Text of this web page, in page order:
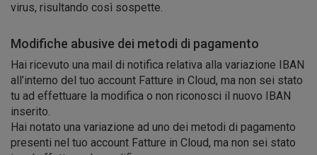
virus, risultando così sospette.
Modifiche abusive dei metodi di pagamento
Hai ricevuto una mail di notifica relativa alla variazione IBAN
all’interno del tuo account Fatture in Cloud, ma non sei stato
tu ad effettuare la modifica o non riconosci il nuovo IBAN
inserito.
Hai notato una variazione ad uno dei metodi di pagamento
presenti nel tuo account Fatture in Cloud, ma non sei stato